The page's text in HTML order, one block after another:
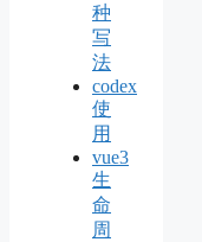
种
写
法
codex
使
用
vue3
生
命
周